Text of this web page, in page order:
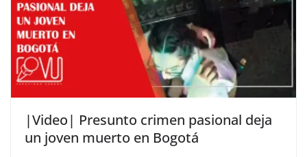
|Video| Presunto crimen pasional deja
un joven muerto en Bogotá